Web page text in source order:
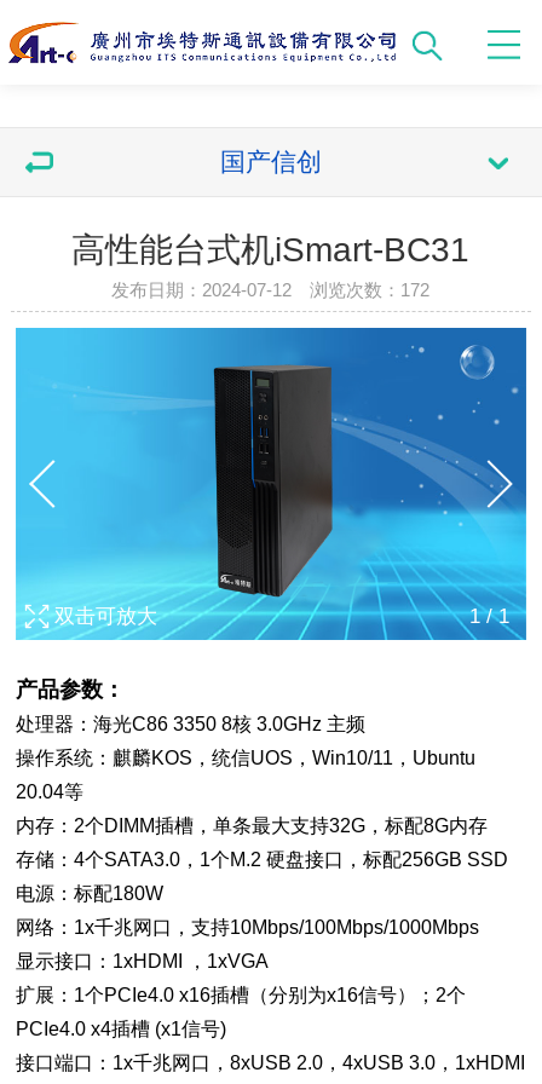
国产信创
高性能台式机iSmart-BC31
发布日期：2024-07-12 浏览次数： 172
1/1
双击可放大
产品参数：
处理器：海光C86 3350 8核 3.0GHz 主频
操作系统：麒麟KOS，统信UOS，Win10/11，Ubuntu
20.04等
内存：2个DIMM插槽，单条最大支持32G，标配8G内存
存储：4个SATA3.0，1个M.2 硬盘接口，标配256GB SSD
电源：标配180W
网络：1x千兆网口，支持10Mbps/100Mbps/1000Mbps
显示接口：1xHDMI ，1xVGA
扩展：1个PCIe4.0 x16插槽（分别为x16信号）；2个
PCIe4.0 x4插槽 (x1信号)
接口端口：1x千兆网口，8xUSB 2.0，4xUSB 3.0，1xHDMI